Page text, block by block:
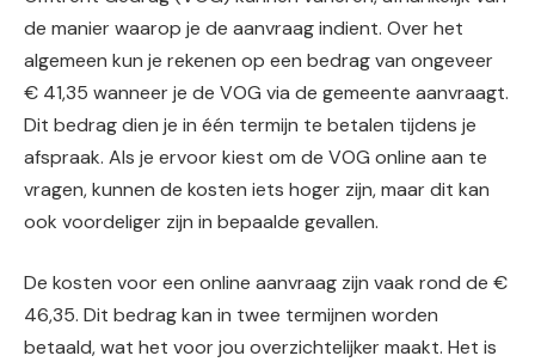
de manier waarop je de aanvraag indient. Over het
algemeen kun je rekenen op een bedrag van ongeveer
€ 41,35 wanneer je de VOG via de gemeente aanvraagt.
Dit bedrag dien je in één termijn te betalen tijdens je
afspraak. Als je ervoor kiest om de VOG online aan te
vragen, kunnen de kosten iets hoger zijn, maar dit kan
ook voordeliger zijn in bepaalde gevallen.
De kosten voor een online aanvraag zijn vaak rond de €
46,35. Dit bedrag kan in twee termijnen worden
betaald, wat het voor jou overzichtelijker maakt. Het is